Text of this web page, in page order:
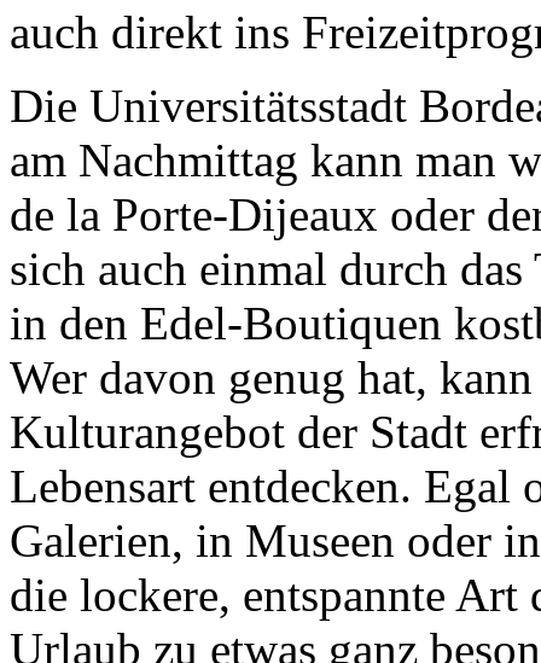
auch direkt ins
Die Universitätsstadt
am Nachmittag kann man
de la Porte-Dijeaux oder
sich auch einmal durch
in den Edel-Boutiquen
Wer davon genug hat,
Kulturangebot der Stadt
Lebensart entdecken. Egal
Galerien, in Museen oder
die lockere, entspannte Art
Urlaub zu etwas ganz